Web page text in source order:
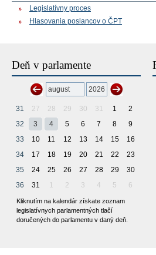
Legislatívny proces
Hlasovania poslancov o ČPT
Deň v parlamente
31 27 28 29 30 31 1
2
32
3 4 5 6 7 8
9
33
10 11 12 13 14 15
16
34
17 18 19 20 21 22
23
35
24 25 26 27 28 29
30
36
31 1 2 3 4 5 6
Kliknutím na kalendár získate zoznam
legislatívnych parlamentných tlačí
doručených do parlamentu v daný deň.